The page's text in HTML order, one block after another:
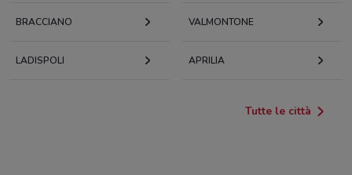
BRACCIANO VALMONTONE
LADISPOLI APRILIA
Tutte le città